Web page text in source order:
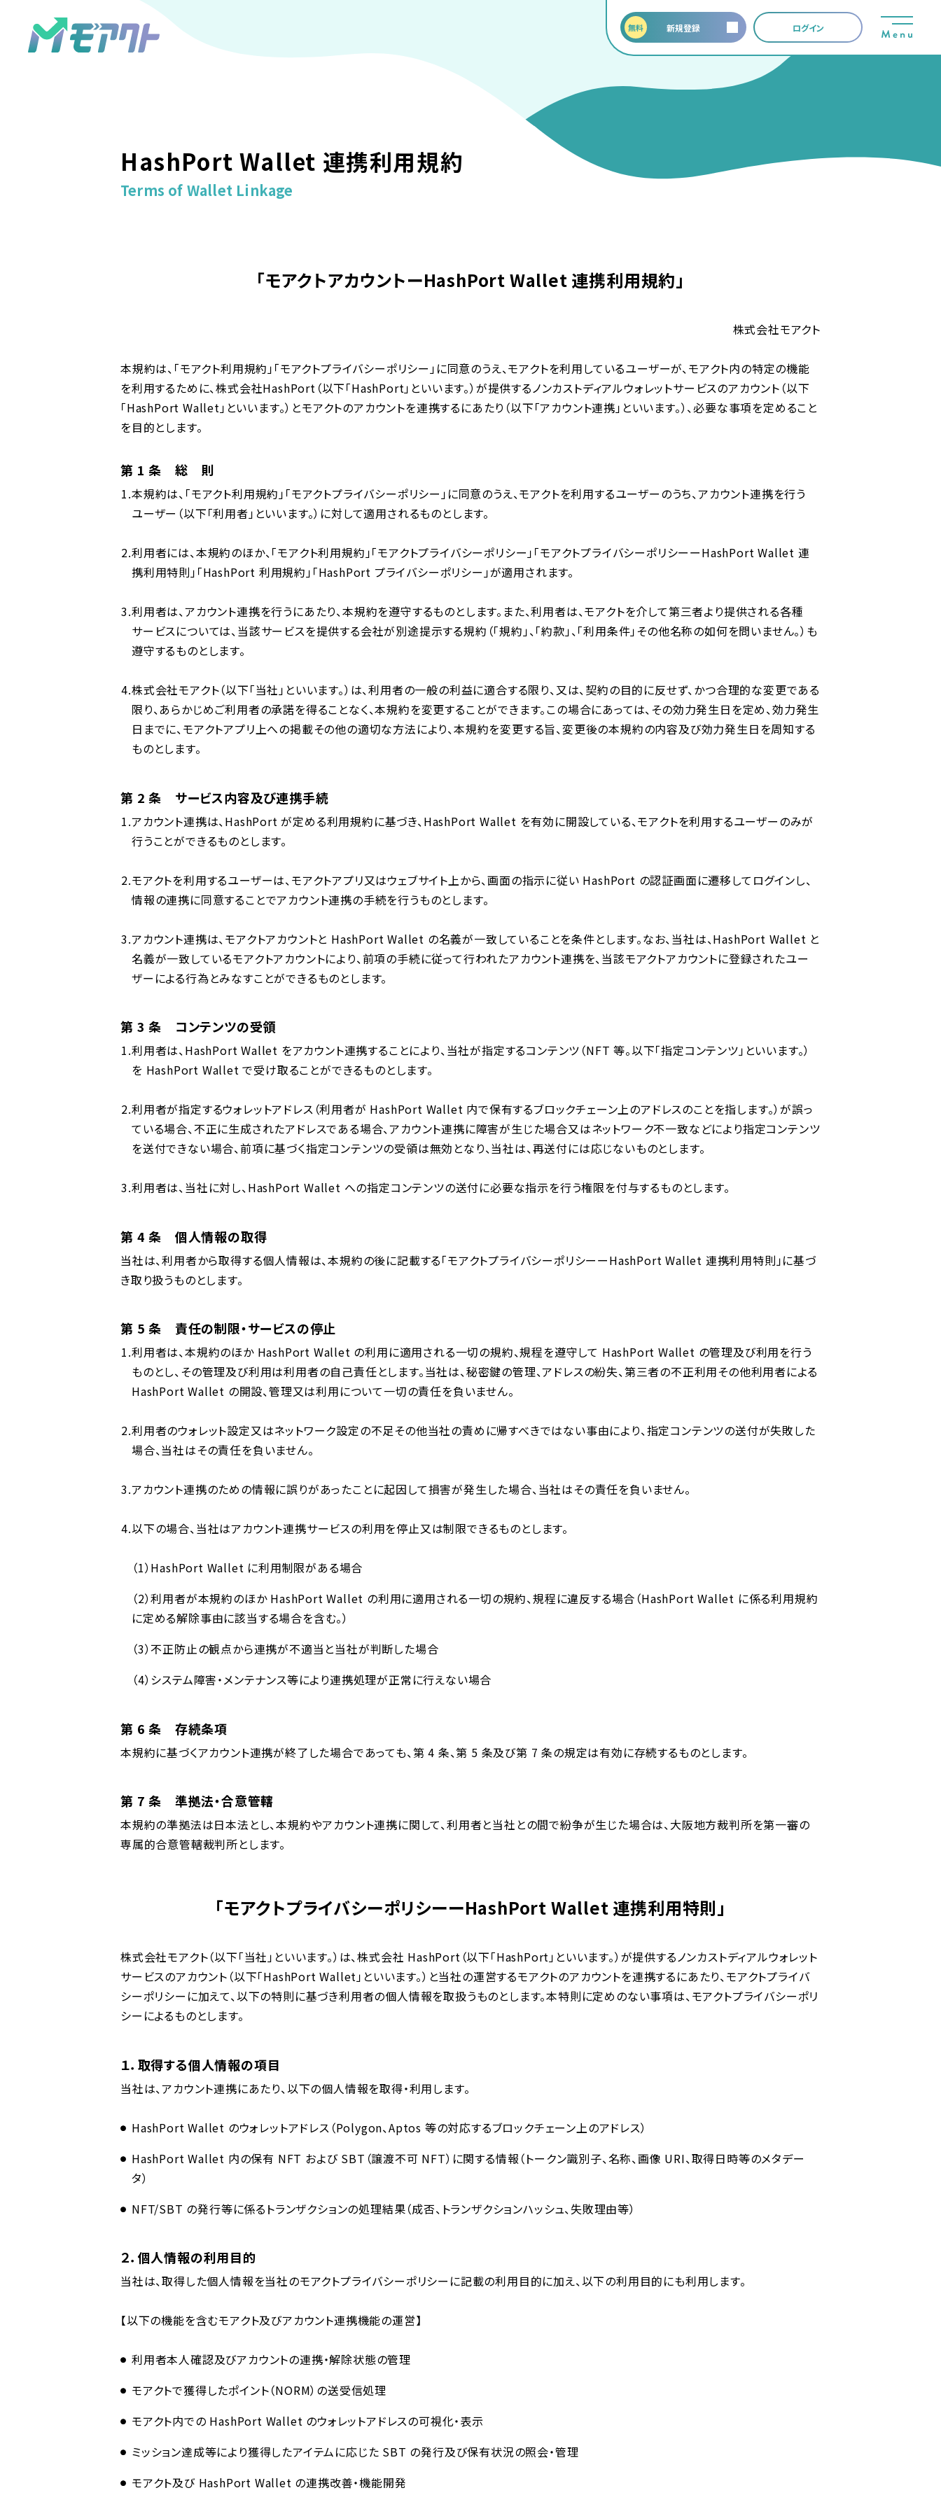
無料 新規登録 ログイン
HashPort Wallet 連携利⽤規約
Terms of Wallet Linkage
「モアクトアカウントーHashPort Wallet 連携利⽤規約」
株式会社モアクト
本規約は、「モアクト利⽤規約」「モアクトプライバシーポリシー」に同意のうえ、モアクトを利⽤しているユーザーが、モアクト内の特定の機能
を利⽤するために、株式会社HashPort（以下「HashPort」といいます。）が提供するノンカストディアルウォレットサービスのアカウント（以下
「HashPort Wallet」といいます。）とモアクトのアカウントを連携するにあたり（以下「アカウント連携」といいます。）、必要な事項を定めること
を⽬的とします。
第 1 条 総 則
本規約は、「モアクト利⽤規約」「モアクトプライバシーポリシー」に同意のうえ、モアクトを利⽤するユーザーのうち、アカウント連携を⾏う
ユーザー（以下「利⽤者」といいます。）に対して適⽤されるものとします。
利⽤者には、本規約のほか、「モアクト利⽤規約」「モアクトプライバシーポリシー」「モアクトプライバシーポリシーーHashPort Wallet 連
携利⽤特則」「HashPort 利⽤規約」「HashPort プライバシーポリシー」が適⽤されます。
利⽤者は、アカウント連携を⾏うにあたり、本規約を遵守するものとします。また、利⽤者は、モアクトを介して第三者より提供される各種
サービスについては、当該サービスを提供する会社が別途提⽰する規約（「規約」、「約款」、「利⽤条件」その他名称の如何を問いません。）も
遵守するものとします。
株式会社モアクト（以下「当社」といいます。）は、利⽤者の⼀般の利益に適合する限り、⼜は、契約の⽬的に反せず、かつ合理的な変更である
限り、あらかじめご利⽤者の承諾を得ることなく、本規約を変更することができます。この場合にあっては、その効⼒発⽣⽇を定め、効⼒発⽣
⽇までに、モアクトアプリ上への掲載その他の適切な⽅法により、本規約を変更する旨、変更後の本規約の内容及び効⼒発⽣⽇を周知する
ものとします。
第 2 条 サービス内容及び連携⼿続
アカウント連携は、HashPort が定める利⽤規約に基づき、HashPort Wallet を有効に開設している、モアクトを利⽤するユーザーのみが
⾏うことができるものとします。
モアクトを利⽤するユーザーは、モアクトアプリ⼜はウェブサイト上から、画⾯の指⽰に従い HashPort の認証画⾯に遷移してログインし、
情報の連携に同意することでアカウント連携の⼿続を⾏うものとします。
アカウント連携は、モアクトアカウントと HashPort Wallet の名義が⼀致していることを条件とします。なお、当社は、HashPort Wallet と
名義が⼀致しているモアクトアカウントにより、前項の⼿続に従って⾏われたアカウント連携を、当該モアクトアカウントに登録されたユー
ザーによる⾏為とみなすことができるものとします。
第 3 条 コンテンツの受領
利⽤者は、HashPort Wallet をアカウント連携することにより、当社が指定するコンテンツ（NFT 等。以下「指定コンテンツ」といいます。）
を HashPort Wallet で受け取ることができるものとします。
利⽤者が指定するウォレットアドレス（利⽤者が HashPort Wallet 内で保有するブロックチェーン上のアドレスのことを指します。）が誤っ
ている場合、不正に⽣成されたアドレスである場合、アカウント連携に障害が⽣じた場合⼜はネットワーク不⼀致などにより指定コンテンツ
を送付できない場合、前項に基づく指定コンテンツの受領は無効となり、当社は、再送付には応じないものとします。
利⽤者は、当社に対し、HashPort Wallet への指定コンテンツの送付に必要な指⽰を⾏う権限を付与するものとします。
第 4 条 個⼈情報の取得
当社は、利⽤者から取得する個⼈情報は、本規約の後に記載する「モアクトプライバシーポリシーーHashPort Wallet 連携利⽤特則」に基づ
き取り扱うものとします。
第 5 条 責任の制限・サービスの停⽌
利⽤者は、本規約のほか HashPort Wallet の利⽤に適⽤される⼀切の規約、規程を遵守して HashPort Wallet の管理及び利⽤を⾏う
ものとし、その管理及び利⽤は利⽤者の⾃⼰責任とします。当社は、秘密鍵の管理、アドレスの紛失、第三者の不正利⽤その他利⽤者による
HashPort Wallet の開設、管理⼜は利⽤について⼀切の責任を負いません。
利⽤者のウォレット設定⼜はネットワーク設定の不⾜その他当社の責めに帰すべきではない事由により、指定コンテンツの送付が失敗した
場合、当社はその責任を負いません。
アカウント連携のための情報に誤りがあったことに起因して損害が発⽣した場合、当社はその責任を負いません。
以下の場合、当社はアカウント連携サービスの利⽤を停⽌⼜は制限できるものとします。
（1）HashPort Wallet に利⽤制限がある場合
（2）利⽤者が本規約のほか HashPort Wallet の利⽤に適⽤される⼀切の規約、規程に違反する場合（HashPort Wallet に係る利⽤規約
に定める解除事由に該当する場合を含む。）
（3）不正防⽌の観点から連携が不適当と当社が判断した場合
（4）システム障害・メンテナンス等により連携処理が正常に⾏えない場合
第 6 条 存続条項
本規約に基づくアカウント連携が終了した場合であっても、第 4 条、第 5 条及び第 7 条の規定は有効に存続するものとします。
第 7 条 準拠法・合意管轄
本規約の準拠法は⽇本法とし、本規約やアカウント連携に関して、利⽤者と当社との間で紛争が⽣じた場合は、⼤阪地⽅裁判所を第⼀審の
専属的合意管轄裁判所とします。
「モアクトプライバシーポリシーーHashPort Wallet 連携利⽤特則」
株式会社モアクト（以下「当社」といいます。）は、株式会社 HashPort（以下「HashPort」といいます。）が提供するノンカストディアルウォレット
サービスのアカウント（以下「HashPort Wallet」といいます。）と当社の運営するモアクトのアカウントを連携するにあたり、モアクトプライバ
シーポリシーに加えて、以下の特則に基づき利⽤者の個⼈情報を取扱うものとします。本特則に定めのない事項は、モアクトプライバシーポリ
シーによるものとします。
１．取得する個⼈情報の項⽬
当社は、アカウント連携にあたり、以下の個⼈情報を取得・利⽤します。
HashPort Wallet のウォレットアドレス（Polygon、Aptos 等の対応するブロックチェーン上のアドレス）
HashPort Wallet 内の保有 NFT および SBT（譲渡不可 NFT）に関する情報（トークン識別⼦、名称、画像 URI、取得⽇時等のメタデー
タ）
NFT/SBT の発⾏等に係るトランザクションの処理結果（成否、トランザクションハッシュ、失敗理由等）
２．個⼈情報の利⽤⽬的
当社は、取得した個⼈情報を当社のモアクトプライバシーポリシーに記載の利⽤⽬的に加え、以下の利⽤⽬的にも利⽤します。
【以下の機能を含むモアクト及びアカウント連携機能の運営】
利⽤者本⼈確認及びアカウントの連携・解除状態の管理
モアクトで獲得したポイント（NORM）の送受信処理
モアクト内での HashPort Wallet のウォレットアドレスの可視化・表⽰
ミッション達成等により獲得したアイテムに応じた SBT の発⾏及び保有状況の照会・管理
モアクト及び HashPort Wallet の連携改善・機能開発